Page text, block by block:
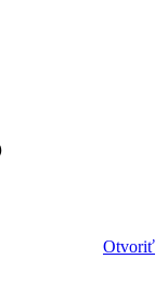
Otvoriť